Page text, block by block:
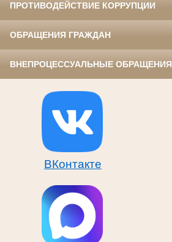
ПРОТИВОДЕЙСТВИЕ КОРРУПЦИИ
ОБРАЩЕНИЯ ГРАЖДАН
ВНЕПРОЦЕССУАЛЬНЫЕ ОБРАЩЕНИЯ
ВКонтакте